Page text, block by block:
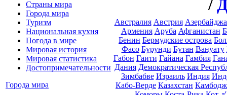
Страны мира
Города мира
Туризм
Национальная кухня
Погода в мире
Мировая история
Мировая статистика
Достопримечательности
Города мира
/
Австралия Австрия
Армения Аруба Афганистан
Бенин Бермудские острова
Фасо Бурунди Бутан Вануату
Габон Гаити Гайана Гамбия
Дания Демократическая
Зимбабве Израиль Индия
Кабо-Верде Казахстан